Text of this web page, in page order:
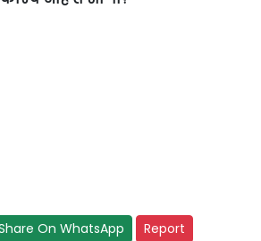
On WhatsApp Report